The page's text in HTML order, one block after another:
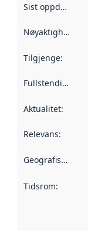
Sist oppdatert
Nøyaktigheit
Tilgjenge:
Fullstendigheit
Aktualitet:
Relevans:
Geografisk område
Tidsrom: